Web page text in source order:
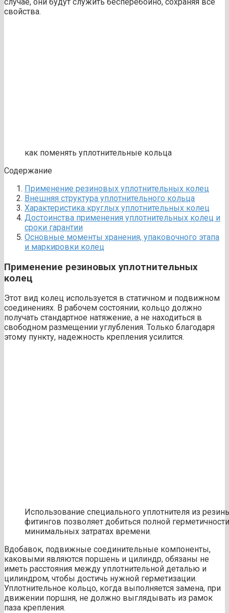
свойства.
как поменять уплотнительные кольца
Содержание
Применение резиновых уплотнительных колец
Внешняя структура уплотнительного кольца
Характеристика круглых уплотнительных колец
Достоинства применения уплотнительных колец и
сроки гарантии
Основные моменты хранения, упаковочного этапа
и маркировки колец
Применение резиновых уплотнительных
колец
Этот вид колец используется в статичном и подвижном
соединениях. В рабочем состоянии, кольцо должно
получать стандартное натяжение, а не находиться в
свободном размещении углубления. Только благодаря
этому пункту, надежность крепления усилится.
Использование специального уплотнителя из
фитингов позволяет добиться полной
минимальных затратах времени.
Вдобавок, подвижные соединительные компоненты,
каковыми являются поршень и цилиндр, обязаны не
иметь расстояния между уплотнительной деталью и
цилиндром, чтобы достичь нужной герметизации.
Уплотнительное кольцо, когда выполняется замена, при
движении поршня, не должно выглядывать из рамок
паза крепления.